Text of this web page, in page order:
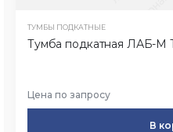
ТУМБЫ ПОДКАТНЫЕ
Тумба подкатная ЛАБ-М
Цена по запросу
В